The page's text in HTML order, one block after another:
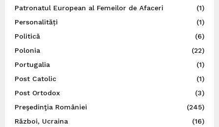
Patronatul European al Femeilor de Afaceri
(1)
Personalități
(1)
Politică
(6)
Polonia
(22)
Portugalia
(1)
Post Catolic
(1)
Post Ortodox
(3)
Preşedinţia României
(245)
Război, Ucraina
(16)